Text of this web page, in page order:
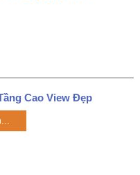
Cao View Đẹp